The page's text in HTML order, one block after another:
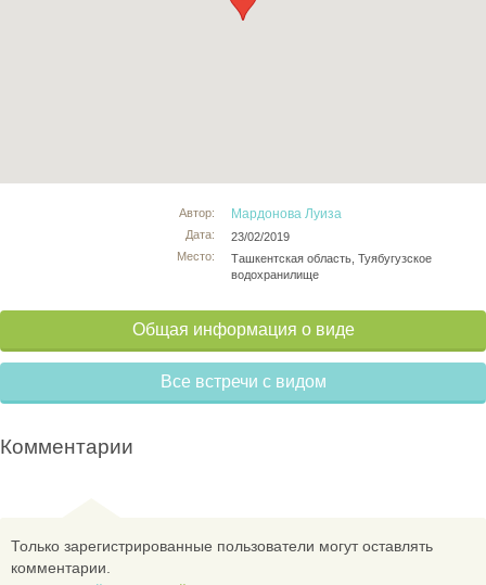
Автор:
Дата:
Место:
Мардонова Луиза
23/02/2019
Ташкентская область, Туябугузское
водохранилище
Общая информация о виде
Все встречи с видом
Комментарии
Только зарегистрированные пользователи могут оставлять
комментарии.